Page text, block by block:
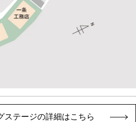
ステージの詳細はこちら